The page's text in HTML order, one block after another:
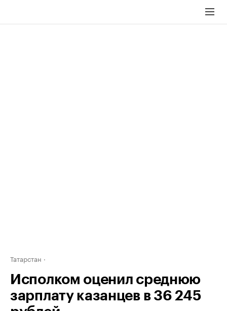
Татарстан
Исполком оценил среднюю
зарплату казанцев в 36 245